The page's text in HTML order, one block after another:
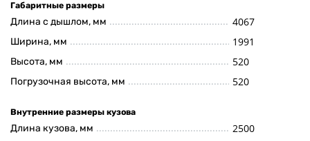
Габаритные размеры
Длина с дышлом, мм 4067
Ширина, мм 1991
Высота, мм 520
Погрузочная высота, мм 520
Внутренние размеры кузова
Длина кузова, мм 2500